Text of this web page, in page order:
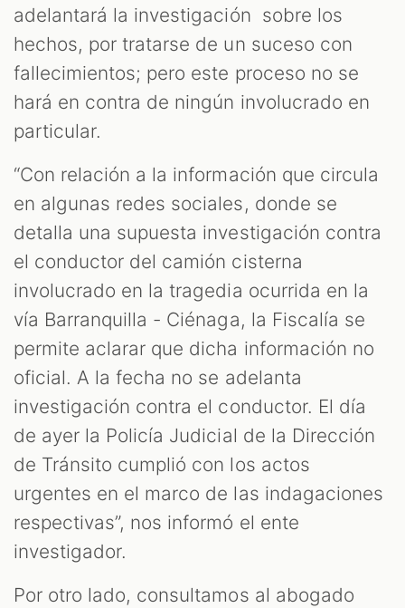
adelantará la investigación sobre los
hechos, por tratarse de un suceso con
fallecimientos; pero este proceso no se
hará en contra de ningún involucrado en
particular.
“Con relación a la información que circula
en algunas redes sociales, donde se
detalla una supuesta investigación contra
el conductor del camión cisterna
involucrado en la tragedia ocurrida en la
vía Barranquilla - Ciénaga, la Fiscalía se
permite aclarar que dicha información no
oficial. A la fecha no se adelanta
investigación contra el conductor. El día
de ayer la Policía Judicial de la Dirección
de Tránsito cumplió con los actos
urgentes en el marco de las indagaciones
respectivas”, nos informó el ente
investigador.
Por otro lado, consultamos al abogado